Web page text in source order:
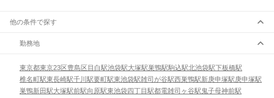
他の条件で探す
勤務地
東京都東京23区豊島区目白駅池袋駅大塚駅巣鴨駅駒込駅北池袋駅下板橋駅
椎名町駅東長崎駅千川駅要町駅東池袋駅雑司が谷駅西巣鴨駅新庚申塚駅庚申塚駅
巣鴨新田駅大塚駅前駅向原駅東池袋四丁目駅都電雑司ヶ谷駅 鬼子母神前駅